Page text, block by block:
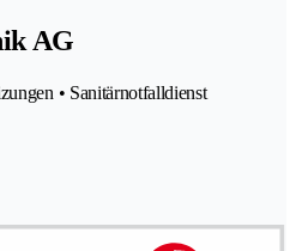
AG
• Sanitärnotfalldienst